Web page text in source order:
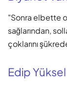
"Sonra elbette
sağlarından,
çoklarını
Edip Yüksel